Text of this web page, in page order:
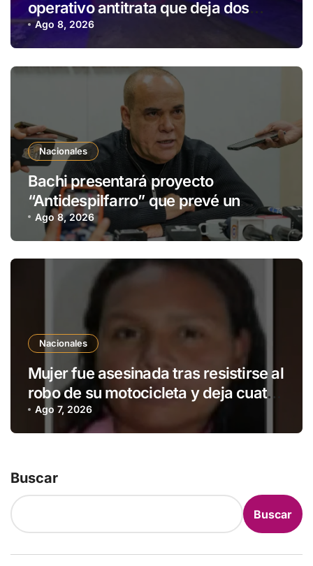
operativo antitrata que deja dos
detenidos en Brasil
Ago 8, 2026
Nacionales
Bachi presentará proyecto
“Antidespilfarro” que prevé un
“shutdown” parcial del Estado por
déficit fiscal
Ago 8, 2026
Nacionales
Mujer fue asesinada tras resistirse al
robo de su motocicleta y deja cuatro
hijos huérfanos en Ypané
Ago 7, 2026
Buscar
Buscar